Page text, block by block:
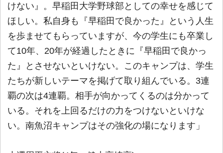
けない』。早稲田大学野球部としての幸せを感じて
ほしい。私自身も『早稲田で良かった』という人生
を歩ませてもらっていますが、今の学生にも卒業し
て10年、20年が経過したときに『早稲田で良かっ
た』とさせないといけない。このキャンプは、学生
たちが新しいテーマを掲げて取り組んでいる。3連
覇の次は4連覇。相手が向かってくるのは分かって
いる。それを上回るだけの力をつけないといけな
い。南魚沼キャンプはその強化の場になります」